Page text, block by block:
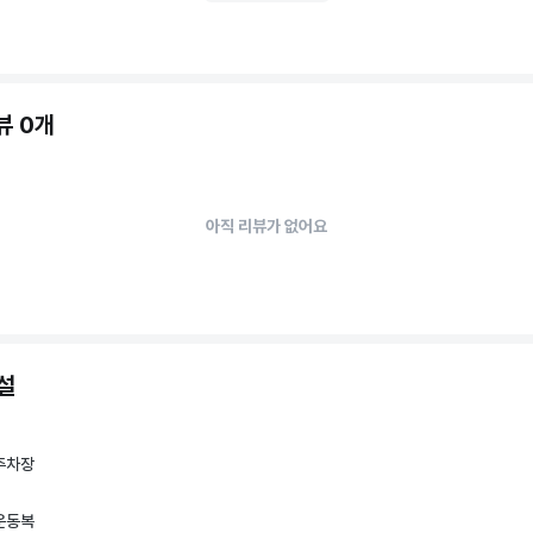
0개
아직 리뷰가 없어요
차장
동복